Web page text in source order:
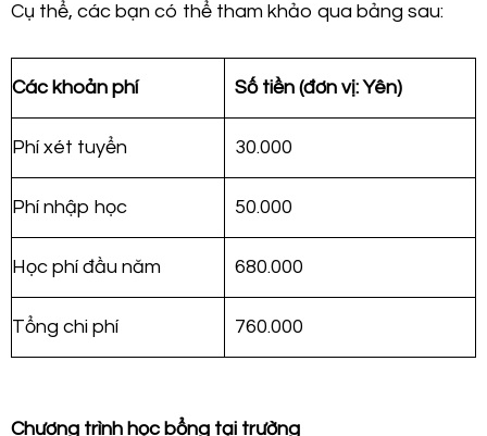
Cụ thể, các bạn có thể tham khảo qua bảng sau:
Các khoản phí Số tiền (đơn vị: Yên)
Phí xét tuyển 30.000
Phí nhập học 50.000
Học phí đầu năm 680.000
Tổng chi phí 760.000
Chương trình học bổng tại trường